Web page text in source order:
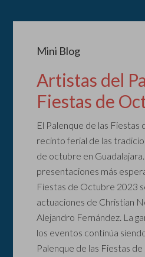
Mini Blog
Artistas del
Fiestas de
El Palenque de las
recinto ferial de las
de octubre en
presentaciones más
Fiestas de Octubre 2023
actuaciones de Christian
Alejandro Fernández. La
los eventos continúa
Palenque de las Fiestas